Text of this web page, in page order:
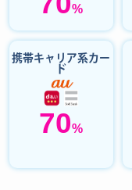
%
携帯キャリア系カー
ド
70%